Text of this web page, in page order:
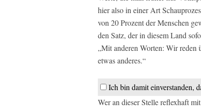
hier also in einer Art
von 20 Prozent der Menschen
den Satz, der in diesem Land
„Mit anderen Worten: Wir reden
etwas anderes.“
Ich bin damit einverstanden,
Wer an dieser Stelle reflexhaft